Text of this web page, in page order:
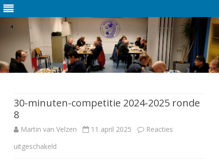
de
inhoud
30-minuten-competitie 2024-2025 ronde
8
Martin van Velzen 11 april 2025
Reacties
uitgeschakeld